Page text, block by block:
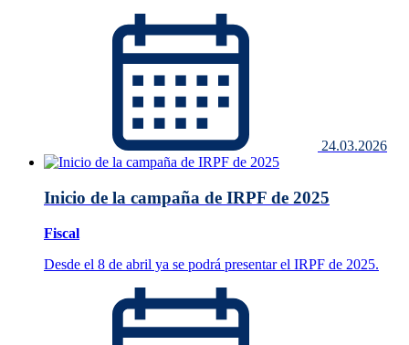
24.03.2026
Inicio de la campaña de IRPF de 2025
Fiscal
Desde el 8 de abril ya se podrá presentar el IRPF de 2025.